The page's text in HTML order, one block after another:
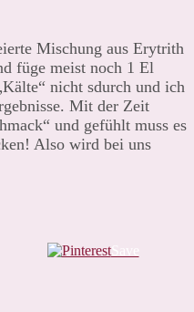
Mischung aus Erytrith
füge meist noch 1 El
nicht sdurch und ich
Mit der Zeit
und gefühlt muss es
Also wird bei uns
Save